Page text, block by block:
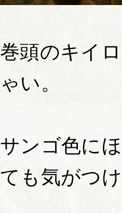
巻頭のキイ
ゃい。
サンゴ色に
ても気がつけ